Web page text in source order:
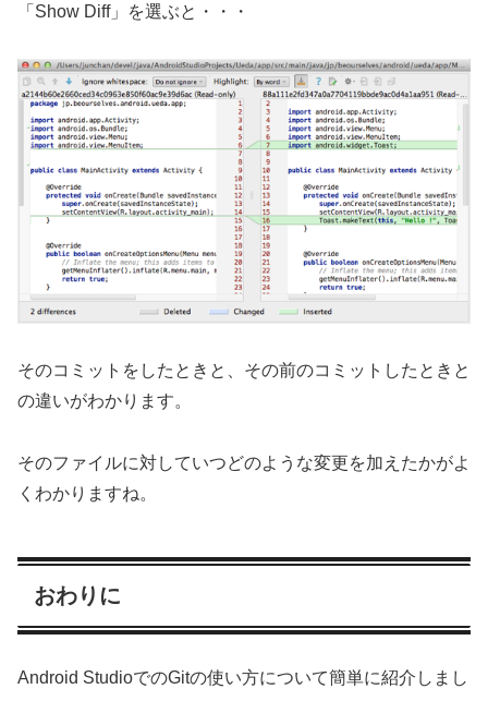
「Show Diff」を選ぶと・・・
そのコミットをしたときと、その前のコミットしたときと
の違いがわかります。
そのファイルに対していつどのような変更を加えたかがよ
くわかりますね。
おわりに
Android StudioでのGitの使い方について簡単に紹介しまし